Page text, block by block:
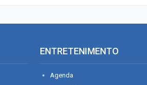
ENTRETENIMENTO
Agenda